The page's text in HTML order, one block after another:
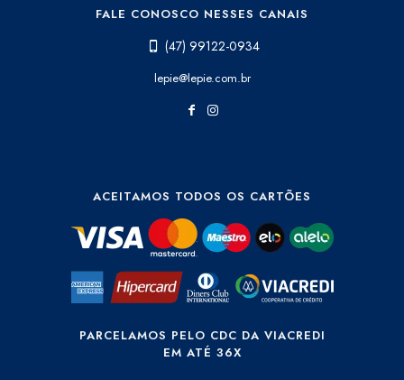
FALE CONOSCO NESSES CANAIS
(47) 99122-0934
lepie@lepie.com.br
ACEITAMOS TODOS OS CARTÕES
PARCELAMOS PELO CDC DA VIACREDI
EM ATÉ 36X